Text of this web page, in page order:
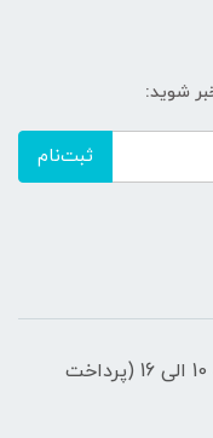
شوید:
ثبت‌نام
تحویل حضوری:با هماهنگی قبلی ساعت 10 الی 16 (پرداخت